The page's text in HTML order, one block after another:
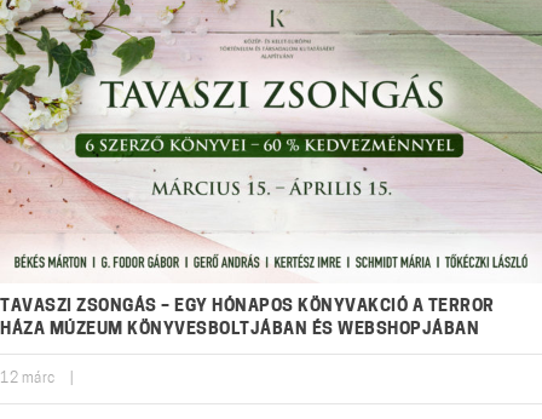
TAVASZI ZSONGÁS – EGY HÓNAPOS KÖNYVAKCIÓ A TERROR
HÁZA MÚZEUM KÖNYVESBOLTJÁBAN ÉS WEBSHOPJÁBAN
12 márc